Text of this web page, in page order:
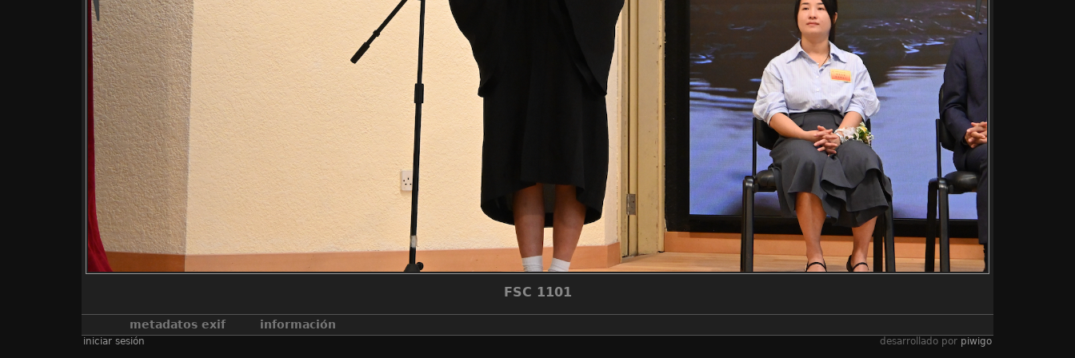
FSC 1101
metadatos exif información
iniciar sesión desarrollado por piwigo